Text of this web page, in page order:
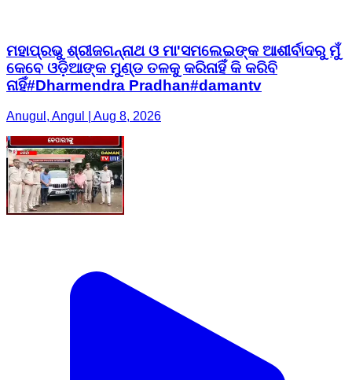
ମହାପ୍ରଭୁ ଶ୍ରୀଜଗନ୍ନାଥ ଓ ମା'ସମଲେଇଙ୍କ ଆଶୀର୍ବାଦରୁ ମୁଁ
କେବେ ଓଡ଼ିଆଙ୍କ ମୁଣ୍ଡ ତଳକୁ କରିନାହିଁ କି କରିବି
ନାହିଁ#Dharmendra Pradhan#damantv
Anugul, Angul | Aug 8, 2026